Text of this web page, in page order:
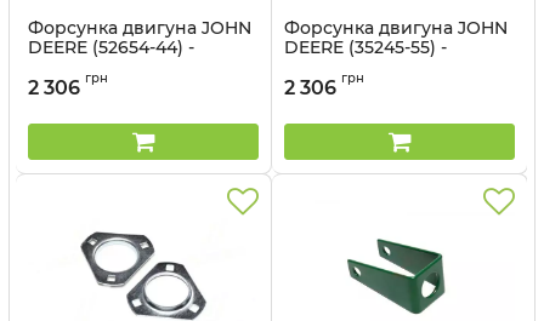
Форсунка двигуна JOHN
DEERE (52654-44) -
Артикул:
2 306 грн
Форсунка двигуна JOHN
DEERE (35245-55) -
Артикул:
2 306 грн